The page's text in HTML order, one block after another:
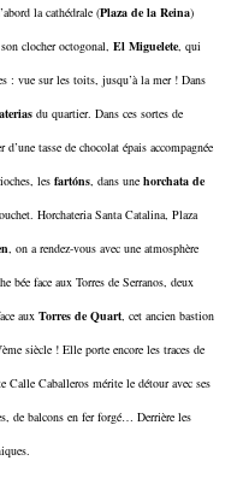
la cathédrale (Plaza de la Reina)
clocher octogonal, El Miguelete, qui
: vue sur les toits, jusqu’à la mer ! Dans
du quartier. Dans ces sortes de
tasse de chocolat épais accompagnée
les fartóns, dans une horchata de
Horchateria Santa Catalina, Plaza
, on a rendez-vous avec une atmosphère
bée face aux Torres de Serranos, deux
aux Torres de Quart, cet ancien bastion
siècle ! Elle porte encore les traces de
Calle Caballeros mérite le détour avec ses
de balcons en fer forgé… Derrière les